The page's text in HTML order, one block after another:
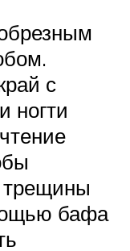
с
ногти
трещины
бафа